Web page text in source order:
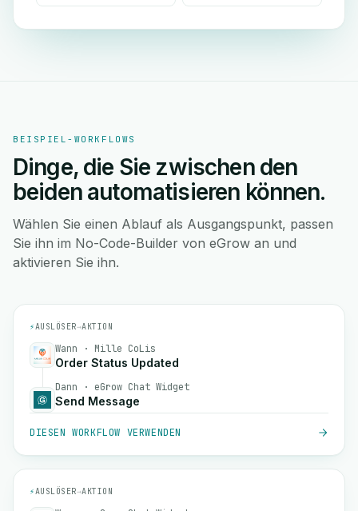
BEISPIEL-WORKFLOWS
Dinge, die Sie zwischen den
beiden automatisieren können.
Wählen Sie einen Ablauf als Ausgangspunkt, passen
Sie ihn im No-Code-Builder von eGrow an und
aktivieren Sie ihn.
⚡AUSLÖSER→AKTION
Wann · Mille CoLis
Order Status Updated
Dann · eGrow Chat Widget
Send Message
DIESEN WORKFLOW VERWENDEN
⚡AUSLÖSER→AKTION